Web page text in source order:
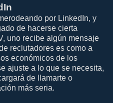
por LinkedIn, y
de hacerse cierta
uno recibe algún mensaje
reclutadores es como a
económicos de los
ajuste a lo que se necesita,
de llamarte o
más seria.